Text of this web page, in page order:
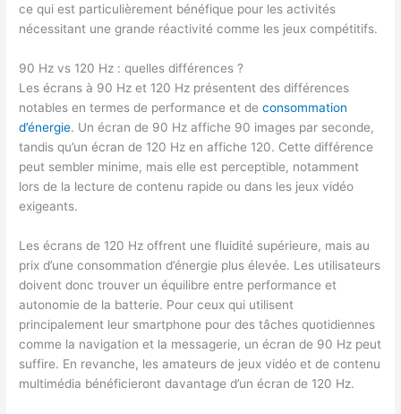
ce qui est particulièrement bénéfique pour les activités
nécessitant une grande réactivité comme les jeux compétitifs.
90 Hz vs 120 Hz : quelles différences ?
Les écrans à 90 Hz et 120 Hz présentent des différences
notables en termes de performance et deconsommation
d’énergie. Un écran de 90 Hz affiche 90 images par seconde,
tandis qu’un écran de 120 Hz en affiche 120. Cette différence
peut sembler minime, mais elle est perceptible, notamment
lors de la lecture de contenu rapide ou dans les jeux vidéo
exigeants.
Les écrans de 120 Hz offrent une fluidité supérieure, mais au
prix d’une consommation d’énergie plus élevée. Les utilisateurs
doivent donc trouver un équilibre entre performance et
autonomie de la batterie. Pour ceux qui utilisent
principalement leur smartphone pour des tâches quotidiennes
comme la navigation et la messagerie, un écran de 90 Hz peut
suffire. En revanche, les amateurs de jeux vidéo et de contenu
multimédia bénéficieront davantage d’un écran de 120 Hz.